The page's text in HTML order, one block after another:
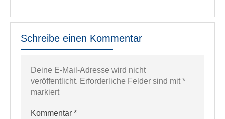
Schreibe einen Kommentar
Deine E-Mail-Adresse wird nicht
veröffentlicht. Erforderliche Felder sind mit*
markiert
Kommentar *